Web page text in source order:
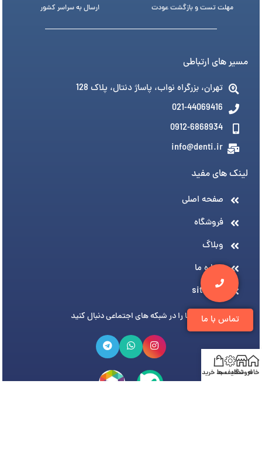
تماس با ما
مهلت تست و بازگشت عودت ارسال به سراسر کشور
مسیر های ارتباطی
تهران، بزرگراه نواب، پاساژ دنتال، پلاک 128
021-44069416
0912-6868934
info@denti.ir
لینک های مفید
صفحه اصلی
فروشگاه
وبلاگ
درباره ما
sitemap
ما را در شبکه های اجتماعی دنبال کنید
خانهفروشگاه
تخفیف هاسبد خرید